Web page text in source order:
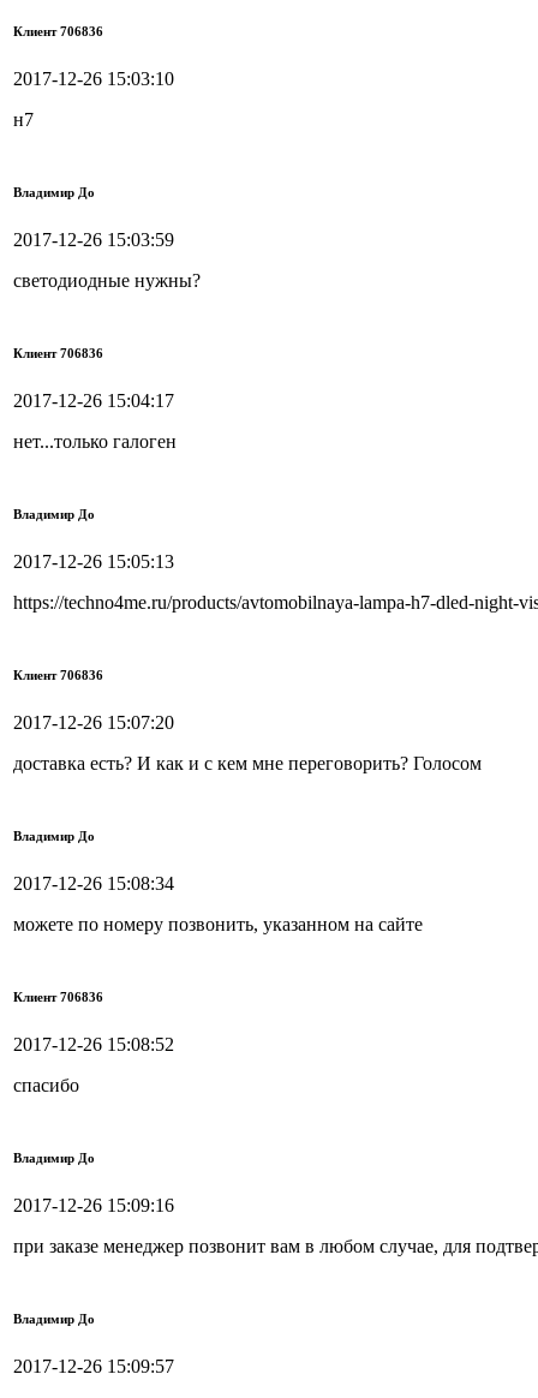
Клиент 706836
2017-12-26 15:03:10
н7
Владимир До
2017-12-26 15:03:59
светодиодные нужны?
Клиент 706836
2017-12-26 15:04:17
нет...только галоген
Владимир До
2017-12-26 15:05:13
https://techno4me.ru/products/avtomobilnaya-lampa-h7-dled-night-
Клиент 706836
2017-12-26 15:07:20
доставка есть? И как и с кем мне переговорить? Голосом
Владимир До
2017-12-26 15:08:34
можете по номеру позвонить, указанном на сайте
Клиент 706836
2017-12-26 15:08:52
спасибо
Владимир До
2017-12-26 15:09:16
при заказе менеджер позвонит вам в любом случае, для
Владимир До
2017-12-26 15:09:57